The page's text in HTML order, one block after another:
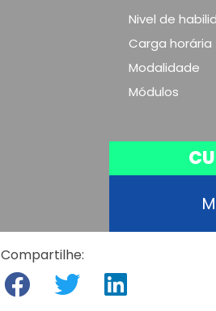
Nivel de
Carga horária
Modalidade
Módulos
Compartilhe: